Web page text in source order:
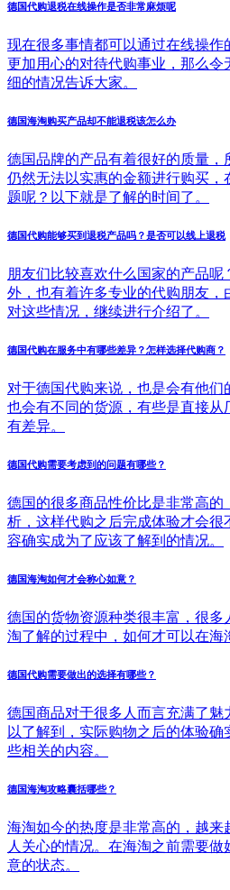
德国代购退税在线操作是否非常麻烦呢
现在很多事情都可以通过在线操
更加用心的对待代购事业，那么
细的情况告诉大家。
德国海淘购买产品却不能退税该怎么办
德国品牌的产品有着很好的质量
仍然无法以实惠的金额进行购买
题呢？以下就是了解的时间了。
德国代购能够买到退税产品吗？是否可以线上退税
朋友们比较喜欢什么国家的产品
外，也有着许多专业的代购朋友
对这些情况，继续进行介绍了。
德国代购在服务中有哪些差异？怎样选择代购商？
对于德国代购来说，也是会有他
也会有不同的货源，有些是直接
有差异。
德国代购需要考虑到的问题有哪些？
德国的很多商品性价比是非常高
析，这样代购之后完成体验才会
容确实成为了应该了解到的情况。
德国海淘如何才会称心如意？
德国的货物资源种类很丰富，很
淘了解的过程中，如何才可以在海
德国代购需要做出的选择有哪些？
德国商品对于很多人而言充满了
以了解到，实际购物之后的体验
些相关的内容。
德国海淘攻略囊括哪些？
海淘如今的热度是非常高的，越
人关心的情况。在海淘之前需要
意的状态。